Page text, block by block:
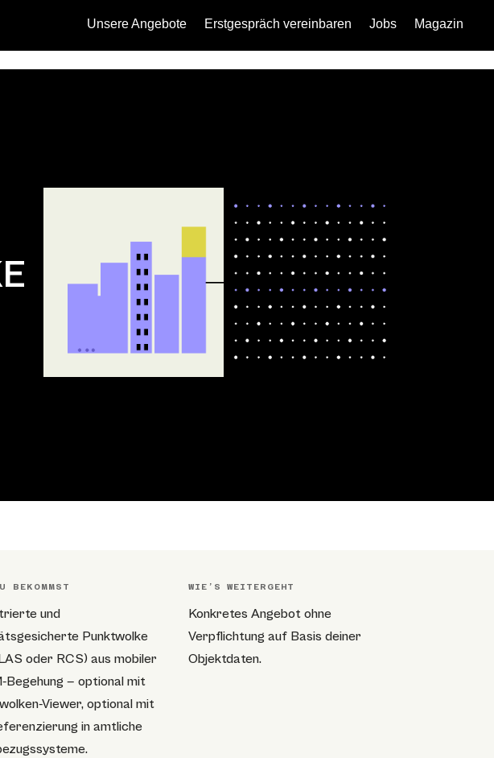
Unsere Angebote Erstgespräch vereinbaren Jobs Magazin
BEKOMMST
und
Punktwolke
oder RCS) aus mobiler
Begehung — optional mit
Viewer, optional mit
in amtliche
WIE’S WEITERGEHT
Konkretes Angebot ohne
Verpflichtung auf Basis deiner
Objektdaten.